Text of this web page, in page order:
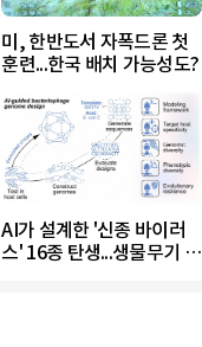
미, 한반도서 자폭드론 첫
훈련...한국 배치 가능성도?
AI가 설계한 '신종 바이러
스' 16종 탄생...생물무기 악